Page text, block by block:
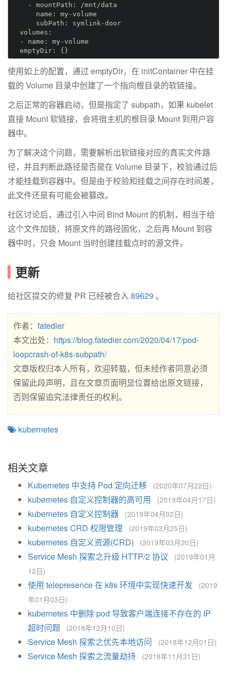
    - mountPath:
      name:
      subPath:
symlink-door
  volumes:
  - name:
  emptyDir:
使用如上的配置，通过 emptyDir，在 initContainer 中在挂
载的 Volume 目录中创建了一个指向根目录的软链接。
之后正常的容器启动，但是指定了 subpath，如果 kubelet
直接 Mount 软链接，会将宿主机的根目录 Mount 到用户容
器中。
为了解决这个问题，需要解析出软链接对应的真实文件路
径，并且判断此路径是否是在 Volume 目录下，校验通过后
才能挂载到容器中。但是由于校验和挂载之间存在时间差，
此文件还是有可能会被篡改。
社区讨论后，通过引入中间 Bind Mount 的机制，相当于给
这个文件加锁，将原文件的路径固化，之后再 Mount 到容
器中时，只会 Mount 当时创建挂载点时的源文件。
更新
给社区提交的修复 PR 已经被合入 89629 。
作者： fatedier
本文出处： https://blog.fatedier.com/2020/04/17/pod-
loopcrash-of-k8s-subpath/
文章版权归本人所有，欢迎转载，但未经作者同意必须
保留此段声明，且在文章页面明显位置给出原文链接，
否则保留追究法律责任的权利。
kubernetes
相关文章
Kubernetes 中支持 Pod 定向迁移 (2020年07月22日)
kubernetes 自定义控制器的高可用 (2019年04月17日)
kubernetes 自定义控制器 (2019年04月02日)
kubernetes CRD 权限管理 (2019年03月25日)
kubernetes 自定义资源(CRD) (2019年03月20日)
Service Mesh 探索之升级 HTTP/2 协议
(2019年01月
12日)
使用 telepresence 在 k8s 环境中实现快速开发
(2019
年01月03日)
kubernetes 中删除 pod 导致客户端连接不存在的 IP
超时问题
(2018年12月10日)
Service Mesh 探索之优先本地访问 (2018年12月01日)
Service Mesh 探索之流量劫持 (2018年11月21日)